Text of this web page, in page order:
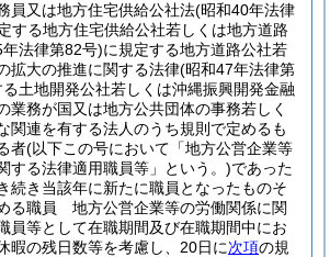
員又は地方住宅供給公社法(昭和40年法律
する地方住宅供給公社若しくは地方道路
法律第82号)に規定する地方道路公社若
拡大の推進に関する法律(昭和47年法律第
る土地開発公社若しくは沖縄振興開発金融
業務が国又は地方公共団体の事務若しく
関連を有する法人のうち規則で定めるも
者(以下この号において「地方公営企業等
する法律適用職員等」という。)であった
続き当該年に新たに職員となったものそ
る職員 地方公営企業等の労働関係に関
員等として在職期間及び在職期間中にお
暇の残日数等を考慮し、20日に次項の規